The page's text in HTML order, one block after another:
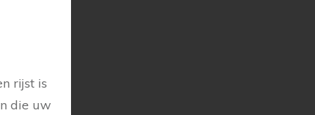
rijst is
die uw